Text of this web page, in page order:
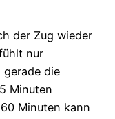
der Zug wieder
nur
gerade die
Minuten
Minuten kann